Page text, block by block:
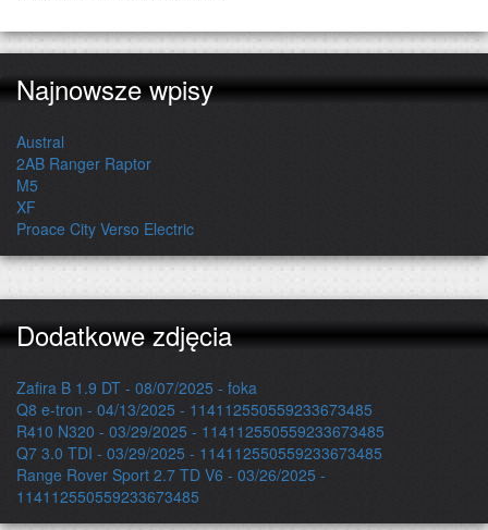
Najnowsze wpisy
Austral
2AB Ranger Raptor
M5
XF
Proace City Verso Electric
Dodatkowe zdjęcia
Zafira B 1.9 DT - 08/07/2025 - foka
Q8 e-tron - 04/13/2025 - 114112550559233673485
R410 N320 - 03/29/2025 - 114112550559233673485
Q7 3.0 TDI - 03/29/2025 - 114112550559233673485
Range Rover Sport 2.7 TD V6 - 03/26/2025 -
114112550559233673485